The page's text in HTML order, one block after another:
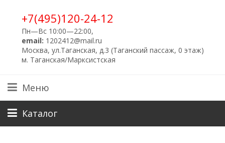
+7(495)120-24-12
Пн—Вс 10:00—22:00,
email: 1202412@mail.ru
Москва, ул.Таганская, д.3 (Таганский пассаж, 0 этаж)
м. Таганская/Марксистская
Меню
Каталог